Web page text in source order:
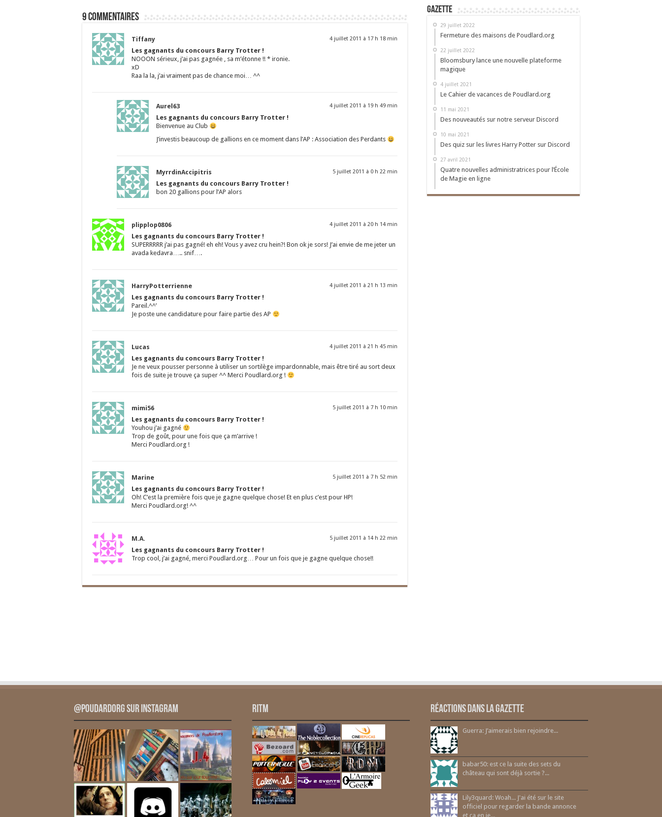
9 commentaires
Tiffany 4 juillet 2011 à 17 h 18 min
Les gagnants du concours Barry Trotter !
NOOON sérieux, j’ai pas gagnée , sa m’étonne !! * ironie.
xD
Raa la la, j’ai vraiment pas de chance moi… ^^
Aurel63 4 juillet 2011 à 19 h 49 min
Les gagnants du concours Barry Trotter !
Bienvenue au Club
J’investis beaucoup de gallions en ce moment dans l’AP : Association des Perdants
MyrrdinAccipitris 5 juillet 2011 à 0 h 22 min
Les gagnants du concours Barry Trotter !
bon 20 gallions pour l’AP alors
plipplop0806 4 juillet 2011 à 20 h 14 min
Les gagnants du concours Barry Trotter !
SUPERRRRR j’ai pas gagné! eh eh! Vous y avez cru hein?! Bon ok je sors! J’ai envie de me jeter un
avada kedavra….. snif….
HarryPotterrienne 4 juillet 2011 à 21 h 13 min
Les gagnants du concours Barry Trotter !
Pareil.^^’
Je poste une candidature pour faire partie des AP
Lucas 4 juillet 2011 à 21 h 45 min
Les gagnants du concours Barry Trotter !
Je ne veux pousser personne à utiliser un sortilège impardonnable, mais être tiré au sort deux
fois de suite je trouve ça super ^^ Merci Poudlard.org !
mimi56 5 juillet 2011 à 7 h 10 min
Les gagnants du concours Barry Trotter !
Youhou j’ai gagné
Trop de goût, pour une fois que ça m’arrive !
Merci Poudlard.org !
Marine 5 juillet 2011 à 7 h 52 min
Les gagnants du concours Barry Trotter !
Oh! C’est la première fois que je gagne quelque chose! Et en plus c’est pour HP!
Merci Poudlard.org! ^^
M.A. 5 juillet 2011 à 14 h 22 min
Les gagnants du concours Barry Trotter !
Trop cool, j’ai gagné, merci Poudlard.org… Pour un fois que je gagne quelque chose!!
Gazette
29 juillet 2022
Fermeture des maisons de Poudlard.org
22 juillet 2022
Bloomsbury lance une nouvelle plateforme
magique
4 juillet 2021
Le Cahier de vacances de Poudlard.org
11 mai 2021
Des nouveautés sur notre serveur Discord
10 mai 2021
Des quiz sur les livres Harry Potter sur Discord
27 avril 2021
Quatre nouvelles administratrices pour l’École
de Magie en ligne
@PoudardOrg sur Instagram RITM Réactions dans la gazette
Guerra: J’aimerais bien rejoindre...
babar50: est ce la suite des sets du
château qui sont déjà sortie ?...
Lily3quard: Woah... J'ai été sur le site
officiel pour regarder la bande annonce
et ça en je...